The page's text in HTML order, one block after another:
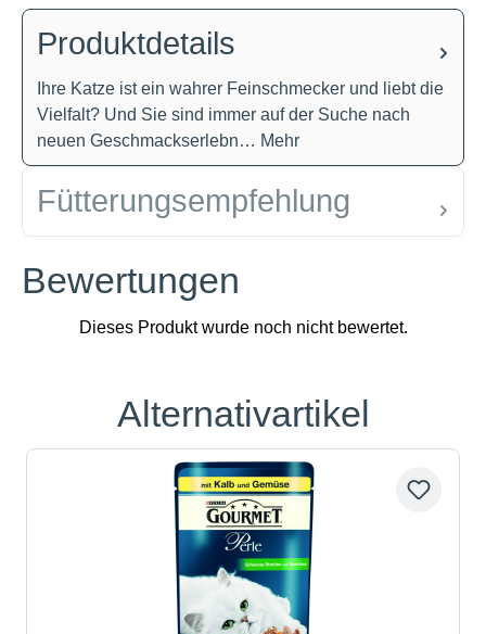
Produktdetails
Ihre Katze ist ein wahrer Feinschmecker und liebt die
Vielfalt? Und Sie sind immer auf der Suche nach
neuen Geschmackserlebn… Mehr
Fütterungsempfehlung
Bewertungen
Produktgalerie überspringen
Alternativartikel